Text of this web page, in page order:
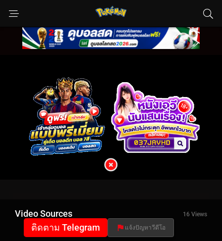
Video Sources 16 Views
ติดตาม Telegram แจ้งปัญหาวีดีโอ